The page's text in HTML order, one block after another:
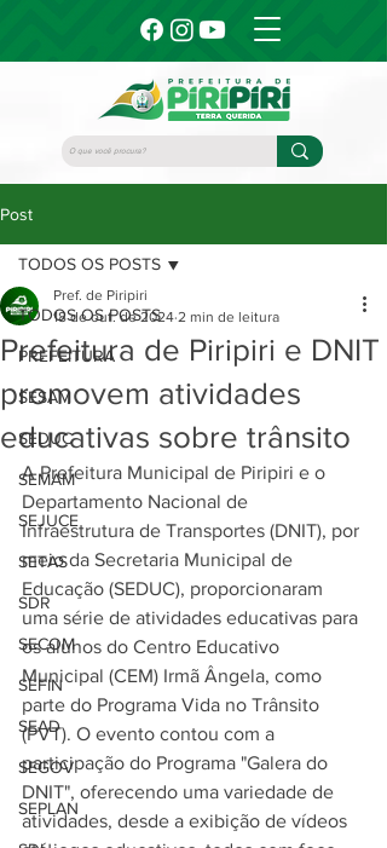
Post
TODOS OS POSTS
PREFEITURA
SESAM
SEDUC
SEMAM
SEJUCE
SETAS
SDR
SECOM
SEFIN
SEAD
SEGOV
SEPLAN
TODOS OS POSTS
Prefeitura de Piripiri e DNIT
promovem atividades
educativas sobre trânsito
Pref. de Piripiri
18 de out. de 2024 2 min de leitura
A Prefeitura Municipal de Piripiri e o
Departamento Nacional de
Infraestrutura de Transportes (DNIT), por
meio da Secretaria Municipal de
Educação (SEDUC), proporcionaram
uma série de atividades educativas para
os alunos do Centro Educativo
Municipal (CEM) Irmã Ângela, como
parte do Programa Vida no Trânsito
(PVT). O evento contou com a
participação do Programa "Galera do
DNIT", oferecendo uma variedade de
atividades, desde a exibição de vídeos